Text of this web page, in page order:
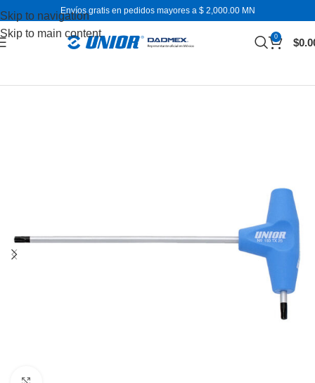
Skip to navigation
Skip to main content
Envíos gratis en pedidos mayores a $ 2,000.00 MN
0 $